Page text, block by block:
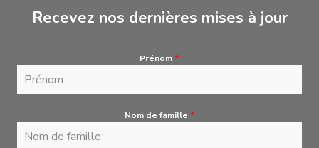
Recevez nos dernières mises à jour
Prénom *
Nom de famille *